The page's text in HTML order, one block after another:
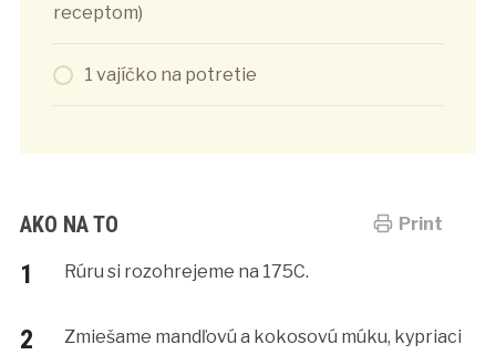
receptom)
1 vajíčko na potretie
Print
AKO NA TO
Rúru si rozohrejeme na 175C.
Zmiešame mandľovú a kokosovú múku, kypriaci